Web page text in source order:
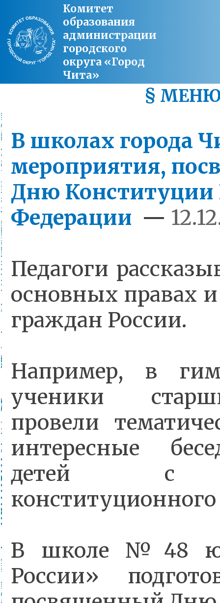
Комитет
образования
администрации
городского
округа «Город
Чита»
§
В школах города
мероприятия,
Дню Конституции
Федерации —
Педагоги
основных правах
граждан России.
Например, в
ученики
провели
интересные
детей с
конституционного
В школе №48
России»